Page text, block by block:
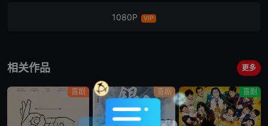
1080P VIP
相关作品 更多
喜剧 喜剧 喜剧